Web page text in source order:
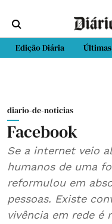
Edição Diária Últimas
diario-de-noticias
Facebook
Se a internet veio
humanos de uma
reformulou em
pessoas. Existe
vivência em rede é